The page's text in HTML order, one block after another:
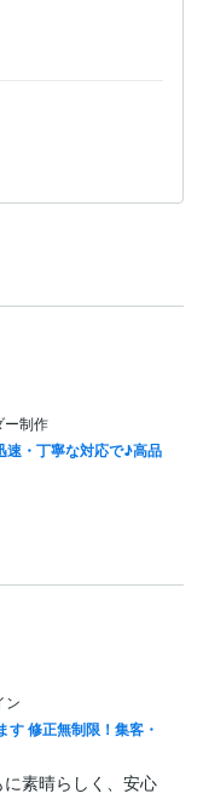
ー制作
速・丁寧な対応で♪高品
ン
修正無制限！集客・
素晴らしく、安心